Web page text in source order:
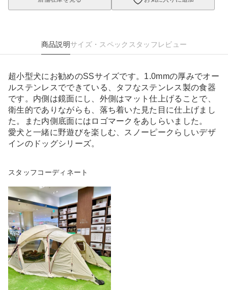
商品説明サイズ・スペック スタッフレビュー
超小型犬にお勧めのSSサイズです。1.0mmの厚みでオー
ルステンレスでできている、タフなステンレス製の食器
です。内側は鏡面にし、外側はマット仕上げることで、
衛生的でありながらも、落ち着いた見た目に仕上げまし
た。また内側底面にはロゴマークをあしらいました。
愛犬と一緒に野遊びを楽しむ、スノーピークらしいデザ
インのドッグシリーズ。
スタッフコーディネート